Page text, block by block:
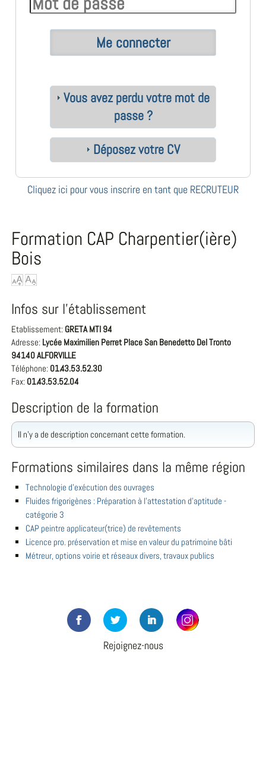
Vous avez perdu votre mot de
passe ?
Déposez votre CV
Cliquez ici pour vous inscrire en tant que RECRUTEUR
Formation CAP Charpentier(ière)
Bois
Infos sur l'établissement
Etablissement: GRETA MTI 94
Adresse: Lycée Maximilien Perret Place San Benedetto Del Tronto
94140 ALFORVILLE
Téléphone: 01.43.53.52.30
Fax: 01.43.53.52.04
Description de la formation
Il n'y a de description concernant cette formation.
Formations similaires dans la même région
Technologie d'exécution des ouvrages
Fluides frigorigènes : Préparation à l’attestation d’aptitude -
catégorie 3
CAP peintre applicateur(trice) de revêtements
Licence pro. préservation et mise en valeur du patrimoine bâti
Métreur, options voirie et réseaux divers, travaux publics
Rejoignez-nous